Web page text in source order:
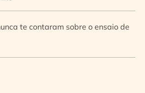
te contaram sobre o ensaio de